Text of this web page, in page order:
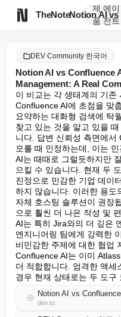
TheNote
제
품
에이
전트
Notion AI vs
DEV Community 한국어
Notion AI vs Confluence
Management: A Real
이 비교는 각 생태계의 기존
Confluence AI에 초점을 맞
요약하는 대화형 검색에 탁
찾고 있는 것을 알고 있을
니다. 답변 신뢰성 측면에서
모를 때 인정하는데, 이는
AI는 때때로 그럴듯하지만
으킬 수 있습니다. 현재 두
진정으로 민감한 기업 데이
하지 않습니다. 이러한 용도
자체 호스팅 솔루션이 권장
으로 훨씬 더 나은 작성 및
AI는 특히 Jira와의 더 깊은
엔지니어링 팀에게 강력한
비민감한 주제에 대한 협업
Confluence AI는 이미
더 적합합니다. 엄격한 액세
경우 현재 상태로는 두 도구
dev.to